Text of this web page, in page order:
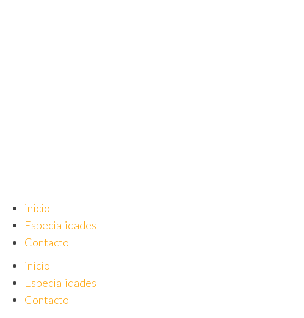
inicio
Especialidades
Contacto
inicio
Especialidades
Contacto